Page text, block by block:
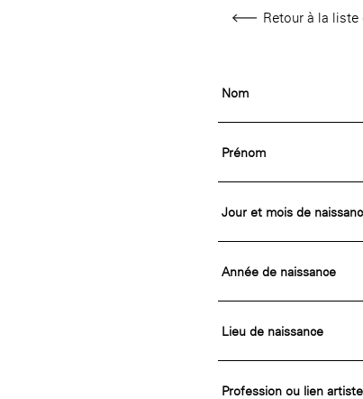
Retour à la
Nom
Prénom
Jour et mois de
Année de naissance
Lieu de naissance
Profession ou lien artiste
âge, à la
Cabinet de
Rotonde Balzac de